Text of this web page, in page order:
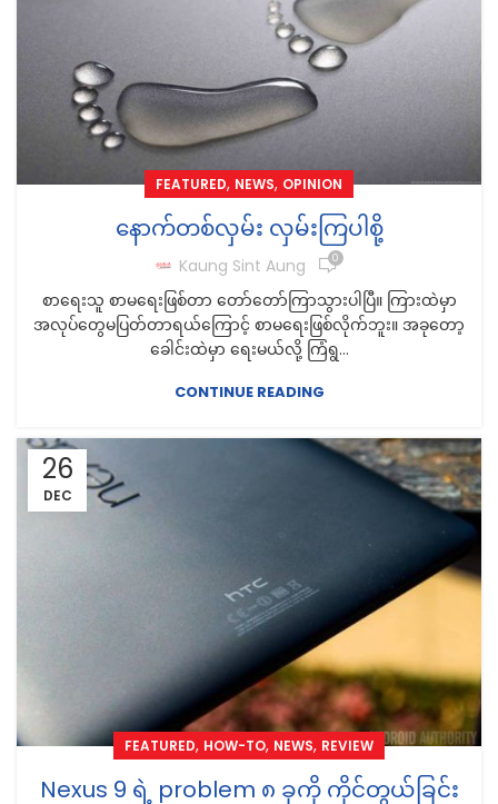
FEATURED, NEWS, OPINION
နောက်တစ်လှမ်း လှမ်းကြပါစို့
Kaung Sint Aung 0
စာရေးသူ စာမရေးဖြစ်တာ တော်တော်ကြာသွားပါပြီ။ ကြားထဲမှာ
အလုပ်တွေမပြတ်တာရယ်ကြောင့် စာမရေးဖြစ်လိုက်ဘူး။ အခုတော့
ခေါင်းထဲမှာ ရေးမယ်လို့ ကြံရွ...
CONTINUE READING
26
DEC
FEATURED, HOW-TO, NEWS, REVIEW
Nexus 9 ရဲ့ problem ၈ ခုကို ကိုင်တွယ်ခြင်း